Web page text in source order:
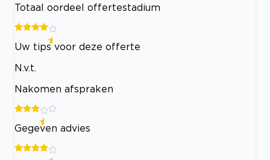
Totaal oordeel offertestadium
Uw tips voor deze offerte
N.v.t.
Nakomen afspraken
Gegeven advies